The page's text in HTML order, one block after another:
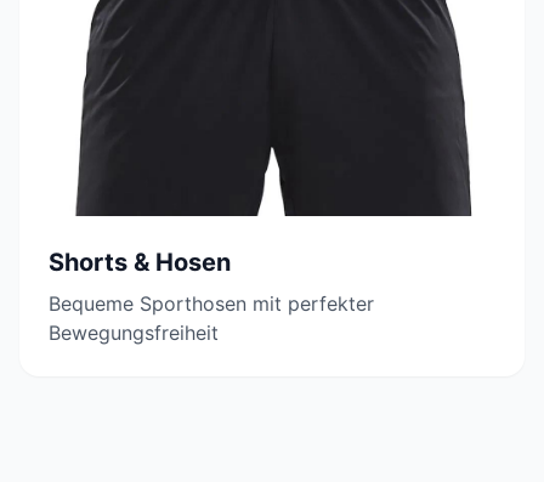
Shorts & Hosen
Bequeme Sporthosen mit perfekter
Bewegungsfreiheit